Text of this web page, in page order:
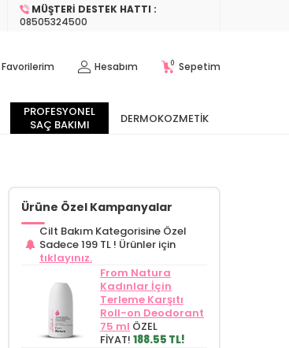
MÜŞTERI DESTEK HATTI :
08505324500
Favorilerim Hesabım 0 Sepetim
PROFESYONEL
SAÇ BAKIMI
DERMOKOZMETIK
Ürüne Özel Kampanyalar
Cilt Bakım Kategorisine Özel
Sadece 199 TL ! Ürünler için
tıklayınız.
From Natura
Kadınlar İçin
Terleme Karşıtı
Roll-on Deodorant
75 ml ÖZEL
FİYAT! 188.55 TL!